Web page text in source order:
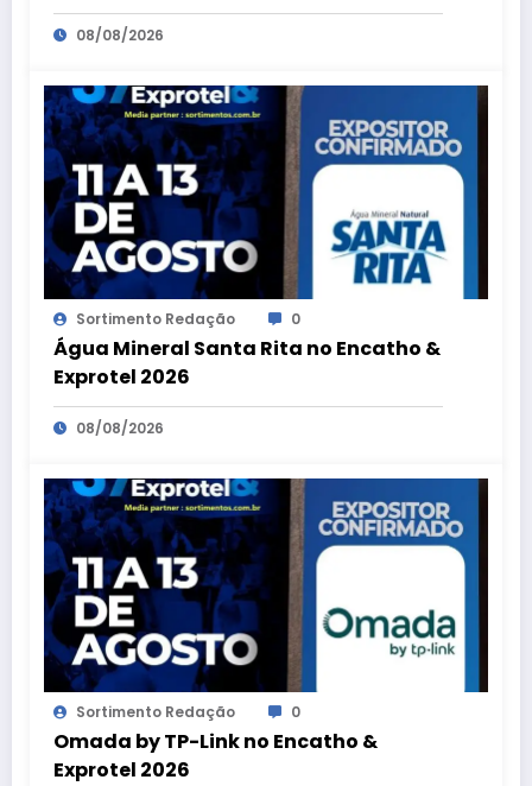
08/08/2026
Sortimento Redação 0
Água Mineral Santa Rita no Encatho &
Exprotel 2026
08/08/2026
Sortimento Redação 0
Omada by TP-Link no Encatho &
Exprotel 2026